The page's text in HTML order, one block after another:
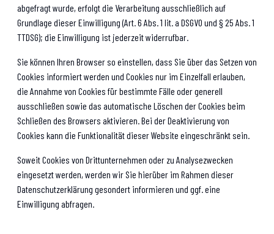
abgefragt wurde, erfolgt die Verarbeitung ausschließlich auf
Grundlage dieser Einwilligung (Art. 6 Abs. 1 lit. a DSGVO und § 25 Abs. 1
TTDSG); die Einwilligung ist jederzeit widerrufbar.
Sie können Ihren Browser so einstellen, dass Sie über das Setzen von
Cookies informiert werden und Cookies nur im Einzelfall erlauben,
die Annahme von Cookies für bestimmte Fälle oder generell
ausschließen sowie das automatische Löschen der Cookies beim
Schließen des Browsers aktivieren. Bei der Deaktivierung von
Cookies kann die Funktionalität dieser Website eingeschränkt sein.
Soweit Cookies von Drittunternehmen oder zu Analysezwecken
eingesetzt werden, werden wir Sie hierüber im Rahmen dieser
Datenschutzerklärung gesondert informieren und ggf. eine
Einwilligung abfragen.